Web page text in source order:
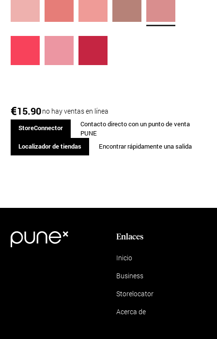
€15.90no hay ventas en línea
StoreConnector
Contacto directo con un punto de venta
PUNE
Localizador de tiendas
Encontrar rápidamente una salida
Enlaces
Inicio
Business
Storelocator
Acerca de